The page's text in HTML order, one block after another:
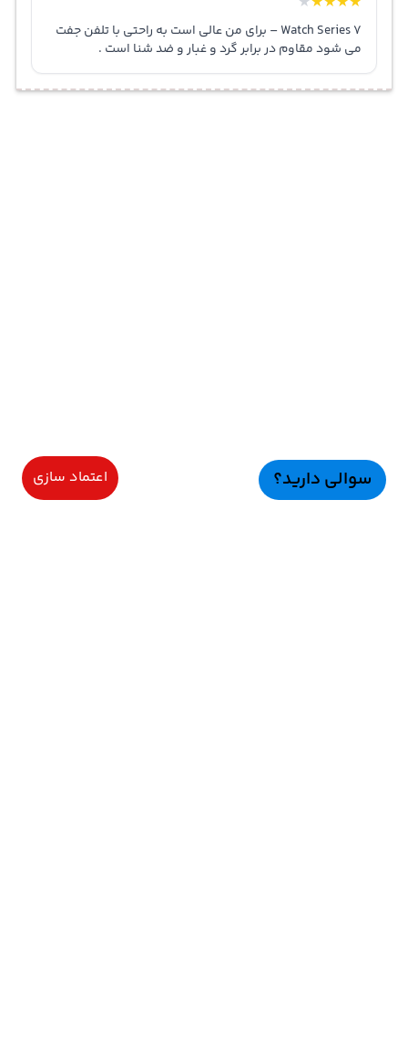
Watch Series 7 – برای من عالی است به راحتی با تلفن جفت
می شود مقاوم در برابر گرد و غبار و ضد شنا است .
سوالی دارید؟ اعتماد سازی